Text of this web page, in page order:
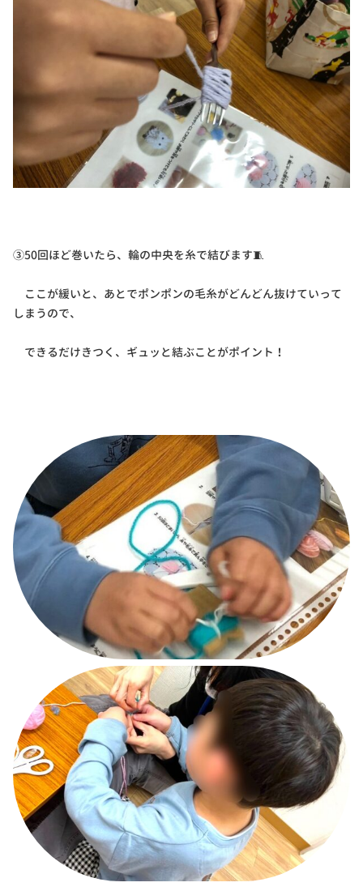
③50回ほど巻いたら、輪の中央を糸で結びます🧵
ここが緩いと、あとでポンポンの毛糸がどんどん抜けていって
しまうので、
できるだけきつく、ギュッと結ぶことがポイント！